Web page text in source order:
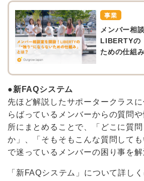
事業
メンバー相
LIBERTYの
ための仕組
●新FAQシステム
先ほど解説したサポータークラス
らばっているメンバーからの質問
所にまとめることで、「どこに質
か」、「そもそもこんな質問して
で迷っているメンバーの困り事を解
「新FAQシステム」について詳し